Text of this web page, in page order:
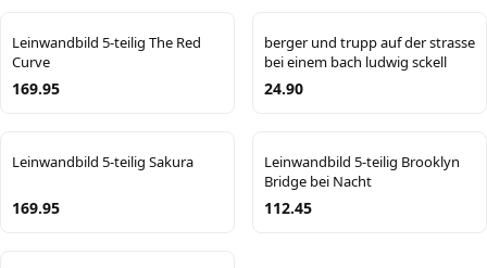
Leinwandbild 5-teilig The Red
Curve
169.95
berger und trupp auf der strasse
bei einem bach ludwig sckell
24.90
Leinwandbild 5-teilig Sakura
169.95
Leinwandbild 5-teilig Brooklyn
Bridge bei Nacht
112.45